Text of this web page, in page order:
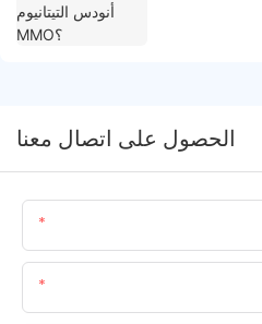
الحصول على اتصال معنا